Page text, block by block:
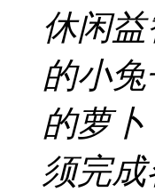
休闲
的小
的萝
须完